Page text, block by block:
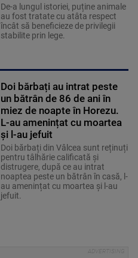
De-a lungul istoriei, puține animale
au fost tratate cu atâta respect
încât să beneficieze de privilegii
stabilite prin lege.
Doi bărbați au intrat peste
un bătrân de 86 de ani în
miez de noapte în Horezu.
L-au amenințat cu moartea
și l-au jefuit
Doi bărbați din Vâlcea sunt reținuți
pentru tâlhărie calificată și
distrugere, după ce au intrat
noaptea peste un bătrân în casă, l-
au amenințat cu moartea și l-au
jefuit.